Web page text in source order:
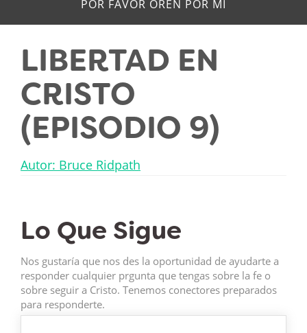
POR FAVOR OREN POR MÍ
LIBERTAD EN
CRISTO
(EPISODIO 9)
Autor: Bruce Ridpath
Lo Que Sigue
Nos gustaría que nos des la oportunidad de ayudarte a
responder cualquier prgunta que tengas sobre la fe o
sobre seguir a Cristo. Tenemos conectores preparados
para responderte.